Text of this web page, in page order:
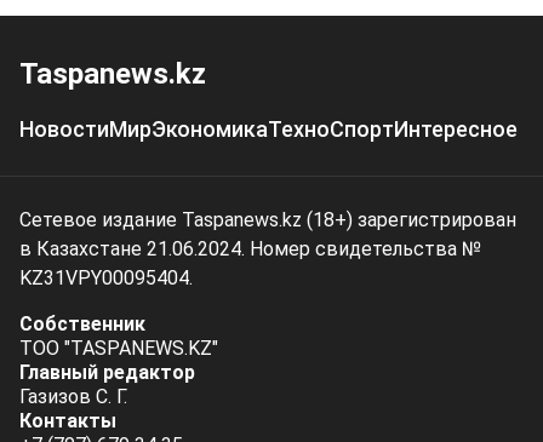
Taspanews.kz
НовостиМирЭкономикаТехноСпортИнтересное
Сетевое издание Taspanews.kz (18+) зарегистрирован
в Казахстане 21.06.2024. Номер свидетельства №
KZ31VPY00095404.
Собственник
ТОО "TASPANEWS.KZ"
Главный редактор
Газизов С. Г.
Контакты